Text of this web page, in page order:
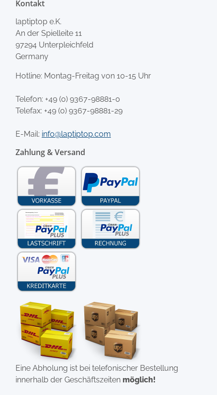
Kontakt
laptiptop e.K.
An der Spielleite 11
97294 Unterpleichfeld
Germany
Hotline: Montag-Freitag von 10-15 Uhr
Telefon: +49 (0) 9367-98881-0
Telefax: +49 (0) 9367-98881-29
E-Mail: info@laptiptop.com
Zahlung & Versand
Eine Abholung ist bei telefonischer Bestellung
innerhalb der Geschäftszeiten möglich!